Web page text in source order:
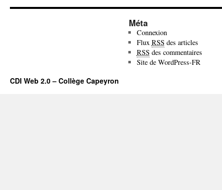
Méta
Connexion
Flux RSS des articles
RSS des commentaires
Site de WordPress-FR
CDI Web 2.0 – Collège Capeyron